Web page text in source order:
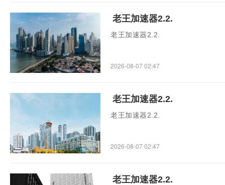
老王加速器2.2.
老王加速器2.2.
2026-08-07 02:47
老王加速器2.2.
老王加速器2.2.
2026-08-07 02:47
老王加速器2.2.